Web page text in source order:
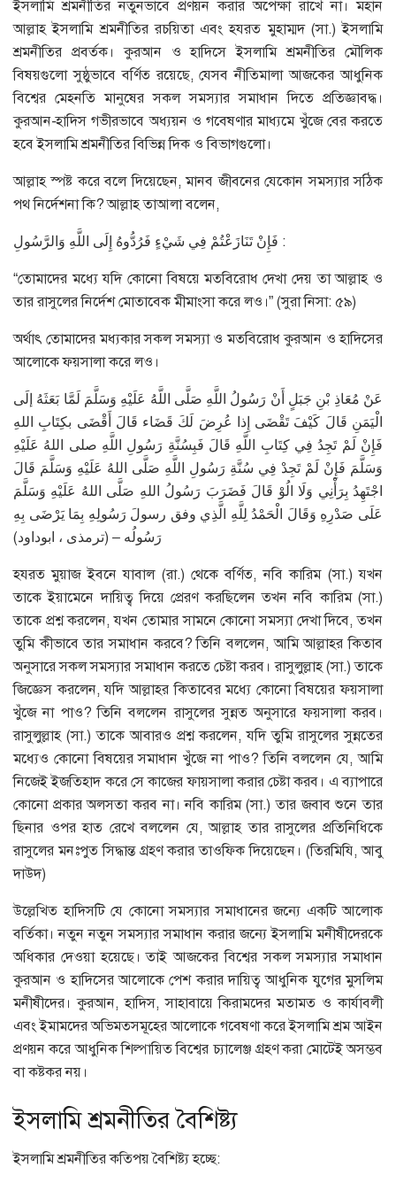
ইসলামি শ্রমনীতির নতুনভাবে প্রণয়ন করার অপেক্ষা রাখে না। মহান
আল্লাহ ইসলামি শ্রমনীতির রচয়িতা এবং হযরত মুহাম্মদ (সা.) ইসলামি
শ্রমনীতির প্রবর্তক। কুরআন ও হাদিসে ইসলামি শ্রমনীতির মৌলিক
বিষয়গুলো সুষ্ঠুভাবে বর্ণিত রয়েছে, যেসব নীতিমালা আজকের আধুনিক
বিশ্বের মেহনতি মানুষের সকল সমস্যার সমাধান দিতে প্রতিজ্ঞাবদ্ধ।
কুরআন-হাদিস গভীরভাবে অধ্যয়ন ও গবেষণার মাধ্যমে খুঁজে বের করতে
হবে ইসলামি শ্রমনীতির বিভিন্ন দিক ও বিভাগগুলো।
আল্লাহ স্পষ্ট করে বলে দিয়েছেন, মানব জীবনের যেকোন সমস্যার সঠিক
পথ নির্দেশনা কি? আল্লাহ তাআলা বলেন,
فَإِنْ تَنَازَعْتُمْ فِي شَيْءٍ فَرُدُّوهُ إِلَى اللَّهِ وَالرَّسُولِ :
“তোমাদের মধ্যে যদি কোনো বিষয়ে মতবিরোধ দেখা দেয় তা আল্লাহ ও
তার রাসুলের নির্দেশ মোতাবেক মীমাংসা করে লও।” (সুরা নিসা: ৫৯)
অর্থাৎ তোমাদের মধ্যকার সকল সমস্যা ও মতবিরোধ কুরআন ও হাদিসের
আলোকে ফয়সালা করে লও।
عَنْ مُعَاذِ بْنِ جَبَلٍ أَنْ رَسُولُ اللَّهِ صَلَّى اللَّهُ عَلَيْهِ وَسَلَّمَ لَمَّا بَعَثَهُ إلَى
الْيَمَنِ قَالَ كَيْفَ تَقْضَى إِذا عُرِضَ لَكَ قَضَاء قَالَ أَقْضَى بكِتَابِ اللهِ
فَإِنْ لَمْ تَجِدُ فِي كِتَابِ اللَّهِ قَالَ فَبِسُنَّةِ رَسُولِ اللَّهِ صلى اللهُ عَلَيْهِ
وَسَلَّمَ فَإِنْ لَمْ تَجِدْ فِي سُنَّةِ رَسُولِ اللَّهِ صَلَّى اللهُ عَلَيْهِ وَسَلَّمَ قَالَ
اجْتَهِدُ بِرَأْنِي وَلَا الُوْ قَالَ فَضَرَبَ رَسُولُ اللهِ صَلَّى اللهُ عَلَيْهِ وَسَلَّمَ
عَلَى صَدْرِهِ وَقَالَ الْحَمْدُ لِلَّهِ الَّذِي وفق رسولَ رَسُولِهِ بِمَا يَرْضَى بِهِ
رَسُولُه – (ترمذی ، ابوداود)
হযরত মুয়াজ ইবনে যাবাল (রা.) থেকে বর্ণিত, নবি কারিম (সা.) যখন
তাকে ইয়ামেনে দায়িত্ব দিয়ে প্রেরণ করছিলেন তখন নবি কারিম (সা.)
তাকে প্রশ্ন করলেন, যখন তোমার সামনে কোনো সমস্যা দেখা দিবে, তখন
তুমি কীভাবে তার সমাধান করবে? তিনি বললেন, আমি আল্লাহর কিতাব
অনুসারে সকল সমস্যার সমাধান করতে চেষ্টা করব। রাসুলুল্লাহ (সা.) তাকে
জিজ্ঞেস করলেন, যদি আল্লাহর কিতাবের মধ্যে কোনো বিষয়ের ফয়সালা
খুঁজে না পাও? তিনি বললেন রাসুলের সুন্নত অনুসারে ফয়সালা করব।
রাসুলুল্লাহ (সা.) তাকে আবারও প্রশ্ন করলেন, যদি তুমি রাসুলের সুন্নতের
মধ্যেও কোনো বিষয়ের সমাধান খুঁজে না পাও? তিনি বললেন যে, আমি
নিজেই ইজতিহাদ করে সে কাজের ফায়সালা করার চেষ্টা করব। এ ব্যাপারে
কোনো প্রকার অলসতা করব না। নবি কারিম (সা.) তার জবাব শুনে তার
ছিনার ওপর হাত রেখে বললেন যে, আল্লাহ তার রাসুলের প্রতিনিধিকে
রাসুলের মনঃপুত সিদ্ধান্ত গ্রহণ করার তাওফিক দিয়েছেন। (তিরমিযি, আবু
দাউদ)
উল্লেখিত হাদিসটি যে কোনো সমস্যার সমাধানের জন্যে একটি আলোক
বর্তিকা। নতুন নতুন সমস্যার সমাধান করার জন্যে ইসলামি মনীষীদেরকে
অধিকার দেওয়া হয়েছে। তাই আজকের বিশ্বের সকল সমস্যার সমাধান
কুরআন ও হাদিসের আলোকে পেশ করার দায়িত্ব আধুনিক যুগের মুসলিম
মনীষীদের। কুরআন, হাদিস, সাহাবায়ে কিরামদের মতামত ও কার্যাবলী
এবং ইমামদের অভিমতসমূহের আলোকে গবেষণা করে ইসলামি শ্রম আইন
প্রণয়ন করে আধুনিক শিল্পায়িত বিশ্বের চ্যালেঞ্জ গ্রহণ করা মোটেই অসম্ভব
বা কষ্টকর নয়।
ইসলামি শ্রমনীতির বৈশিষ্ট্য
ইসলামি শ্রমনীতির কতিপয় বৈশিষ্ট্য হচ্ছে: